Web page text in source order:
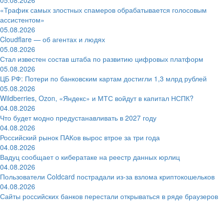
«Трафик самых злостных спамеров обрабатывается голосовым
ассистентом»
05.08.2026
Cloudflare — об агентах и людях
05.08.2026
Стал известен состав штаба по развитию цифровых платформ
05.08.2026
ЦБ РФ: Потери по банковским картам достигли 1,3 млрд рублей
05.08.2026
Wildberries, Ozon, «Яндекс» и МТС войдут в капитал НСПК?
04.08.2026
Что будет модно предустанавливать в 2027 году
04.08.2026
Российский рынок ПАКов вырос втрое за три года
04.08.2026
Вадуц сообщает о кибератаке на реестр данных юрлиц
04.08.2026
Пользователи Coldcard пострадали из-за взлома криптокошельков
04.08.2026
Сайты российских банков перестали открываться в ряде браузеров